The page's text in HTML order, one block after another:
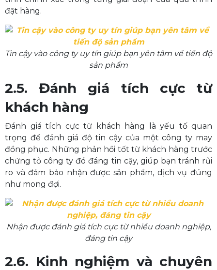
đặt hàng.
Tin cậy vào công ty uy tín giúp bạn yên tâm về tiến độ
sản phẩm
2.5. Đánh giá tích cực từ
khách hàng
Đánh giá tích cực từ khách hàng là yếu tố quan
trọng để đánh giá độ tin cậy của một công ty may
đồng phục. Những phản hồi tốt từ khách hàng trước
chứng tỏ công ty đó đáng tin cậy, giúp bạn tránh rủi
ro và đảm bảo nhận được sản phẩm, dịch vụ đúng
như mong đợi.
Nhận được đánh giá tích cực từ nhiều doanh nghiệp,
đáng tin cậy
2.6. Kinh nghiệm và chuyên